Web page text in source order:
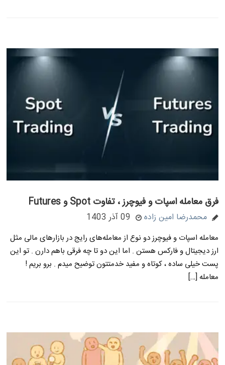
فرق معامله اسپات و فیوچرز ، تفاوت Spot و Futures
محمدرضا امین زاده 09 آذر 1403
معامله اسپات و فیوچرز دو نوع از معامله‌های رایج در بازارهای مالی مثل
ارز دیجیتال و فارکس هستن . اما این دو تا چه فرقی باهم دارن . تو این
پست خیلی ساده ، کوتاه و مفید خدمتتون توضیح میدم . برو بریم !
معامله […]